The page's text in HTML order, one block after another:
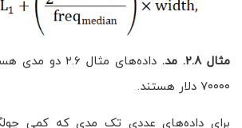
مثال ۲.۸. مد.
۷۰۰۰۰ دلار هستند.
برای داده‌های عددی تک مدی که کمی